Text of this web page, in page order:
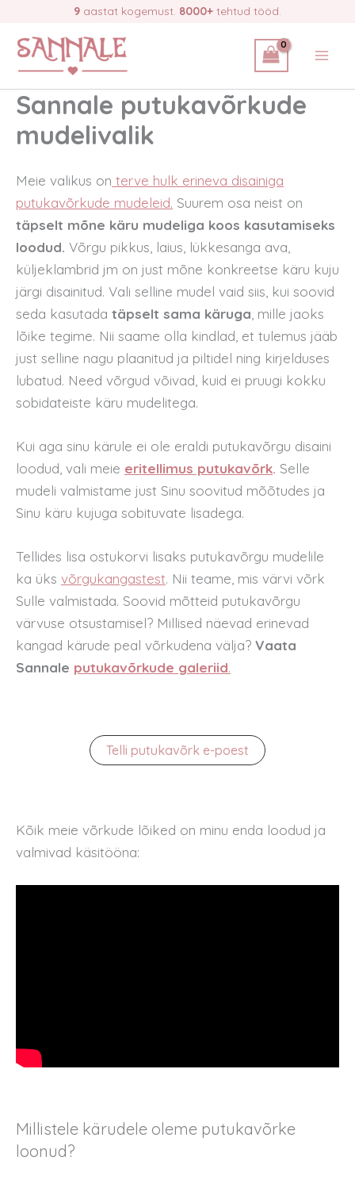
content
9 aastat kogemust. 8000+ tehtud tööd.
Sannale putukavõrkude
mudelivalik
Meie valikus on terve hulk erineva disainiga
putukavõrkude mudeleid. Suurem osa neist on
täpselt mõne käru mudeliga koos kasutamiseks
loodud. Võrgu pikkus, laius, lükkesanga ava,
küljeklambrid jm on just mõne konkreetse käru kuju
järgi disainitud. Vali selline mudel vaid siis, kui soovid
seda kasutada täpselt sama käruga , mille jaoks
lõike tegime. Nii saame olla kindlad, et tulemus jääb
just selline nagu plaanitud ja piltidel ning kirjelduses
lubatud. Need võrgud võivad, kuid ei pruugi kokku
sobidateiste käru mudelitega.
Kui aga sinu kärule ei ole eraldi putukavõrgu disaini
loodud, vali meie eritellimus putukavõrk. Selle
mudeli valmistame just Sinu soovitud mõõtudes ja
Sinu käru kujuga sobituvate lisadega.
Tellides lisa ostukorvi lisaks putukavõrgu mudelile
ka üks võrgukangastest. Nii teame, mis värvi võrk
Sulle valmistada. Soovid mõtteid putukavõrgu
värvuse otsustamisel? Millised näevad erinevad
kangad kärude peal võrkudena välja? Vaata
Sannale putukavõrkude galeriid.
Telli putukavõrk e-poest
Kõik meie võrkude lõiked on minu enda loodud ja
valmivad käsitööna:
Millistele kärudele oleme putukavõrke
loonud?